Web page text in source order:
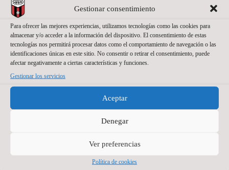
Gestionar consentimiento
Para ofrecer las mejores experiencias, utilizamos tecnologías como las cookies para
almacenar y/o acceder a la información del dispositivo. El consentimiento de estas
tecnologías nos permitirá procesar datos como el comportamiento de navegación o las
identificaciones únicas en este sitio. No consentir o retirar el consentimiento, puede
afectar negativamente a ciertas características y funciones.
Gestionar los servicios
Aceptar
Denegar
Ver preferencias
Política de cookies